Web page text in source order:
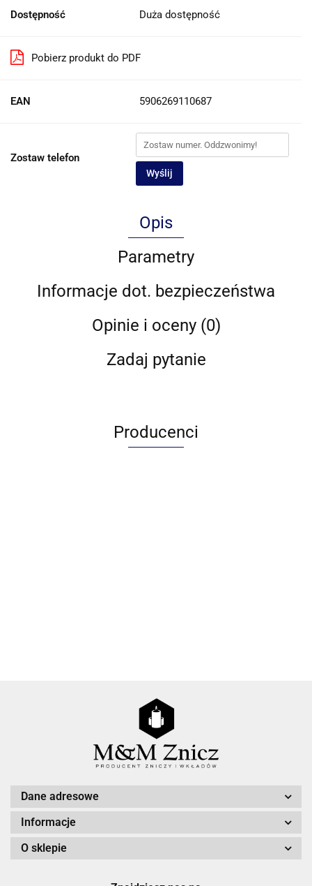
Dostępność Duża dostępność
Pobierz produkt do PDF
EAN 5906269110687
Zostaw telefon
Wyślij
Opis
Parametry
Informacje dot. bezpieczeństwa
Opinie i oceny (0)
Zadaj pytanie
Producenci
Dane adresowe
Informacje
O sklepie